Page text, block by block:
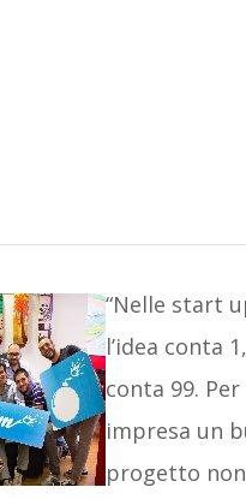
“Nelle start
l’idea conta
conta 99.
impresa un
progetto